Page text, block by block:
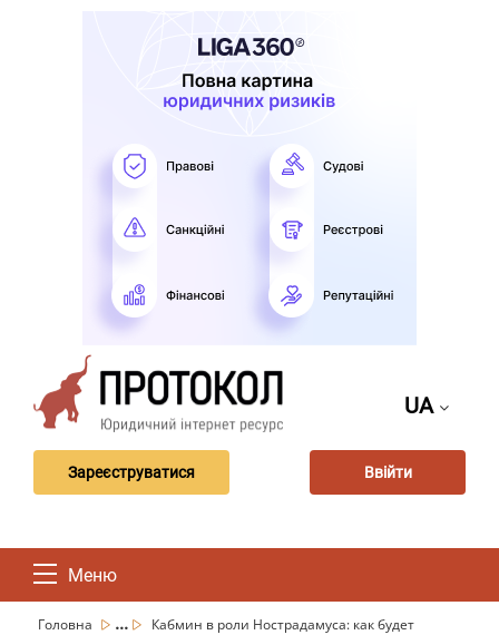
UA
Зареєструватися Ввійти
Меню
Головна ...
Кабмин в роли Нострадамуса: как будет